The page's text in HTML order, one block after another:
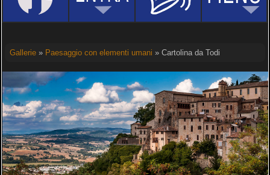
Gallerie» Paesaggio con elementi umani » Cartolina da Todi